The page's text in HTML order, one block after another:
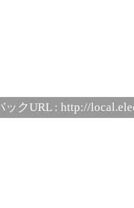
ックURL : http://